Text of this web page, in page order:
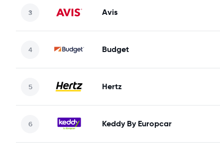
Avis
Budget
Hertz
Keddy By Europcar